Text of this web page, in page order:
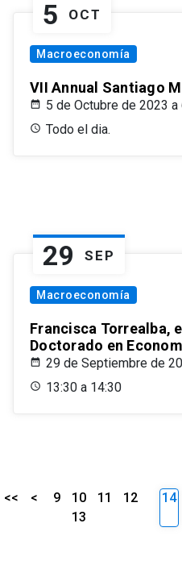
5 OCT
Macroeconomía
VII Annual Santiago
5 de Octubre de 2023
Todo el dia.
29 SEP
Macroeconomía
Francisca Torrealba,
Doctorado en
29 de Septiembre de
13:30 a 14:30
<< < 9 10 11
12
13
14